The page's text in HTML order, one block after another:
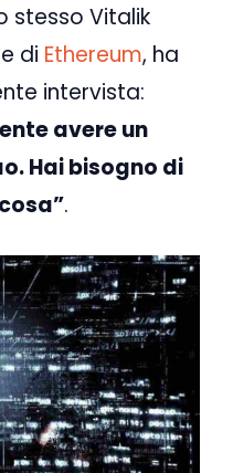
stesso Vitalik
di Ethereum, ha
intervista:
avere un
Hai bisogno di
.